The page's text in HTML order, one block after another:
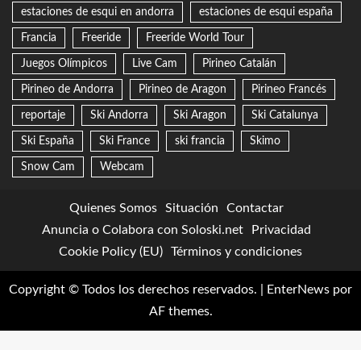
estaciones de esqui en andorra estaciones de esqui españa
Francia Freeride Freeride World Tour
Juegos Olímpicos Live Cam Pirineo Catalán
Pirineo de Andorra Pirineo de Aragon Pirineo Francés
reportaje Ski Andorra Ski Aragon Ski Catalunya
Ski España Ski France ski francia Skimo
Snow Cam Webcam
Quienes Somos Situación
Contactar
Anuncia o Colabora con Soloski.net
Privacidad
Cookie Policy (EU)
Términos y condiciones
Copyright © Todos los derechos reservados. EnterNews por
AF themes.